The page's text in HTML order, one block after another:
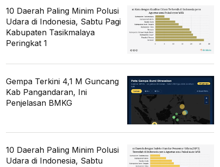
10 Daerah Paling Minim Polusi
Udara di Indonesia, Sabtu Pagi
Kabupaten Tasikmalaya
Peringkat 1
Gempa Terkini 4,1 M Guncang
Kab Pangandaran, Ini
Penjelasan BMKG
10 Daerah Paling Minim Polusi
Udara di Indonesia, Sabtu